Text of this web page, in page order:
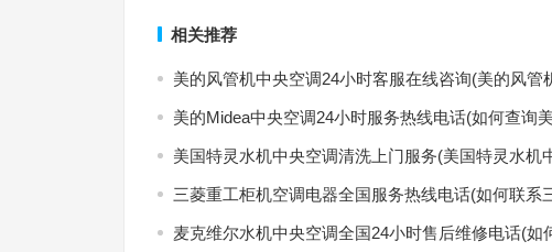
相关推荐
美的风管机中央空调24小时客服在线咨询(美的风
美的Midea中央空调24小时服务热线电话(如何查询
美国特灵水机中央空调清洗上门服务(美国特灵水
三菱重工柜机空调电器全国服务热线电话(如何联
麦克维尔水机中央空调全国24小时售后维修电话(